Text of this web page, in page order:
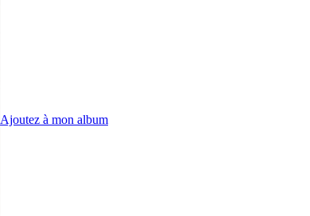
Ajoutez à mon album